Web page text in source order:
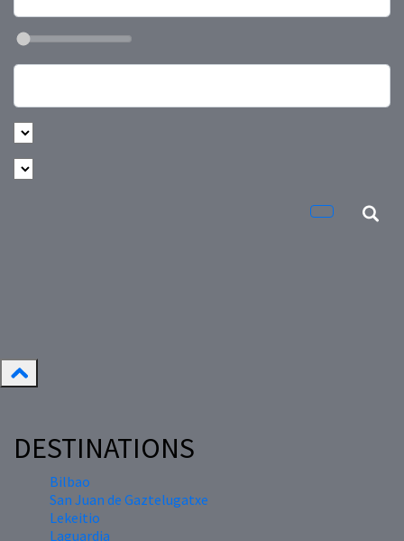
DESTINATIONS
Bilbao
San Juan de Gaztelugatxe
Lekeitio
Laguardia